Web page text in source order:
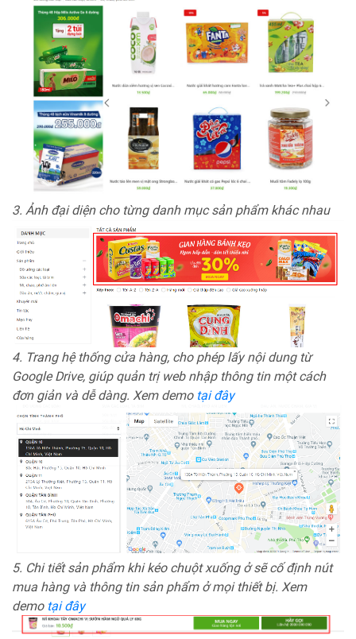
3. Ảnh đại diện cho từng danh mục sản phẩm khác nhau
4. Trang hệ thống cửa hàng, cho phép lấy nội dung từ
Google Drive, giúp quản trị web nhập thông tin một cách
đơn giản và dễ dàng. Xem demo tại đây
5. Chi tiết sản phẩm khi kéo chuột xuống ở sẽ cố định nút
mua hàng và thông tin sản phẩm ở mọi thiết bị. Xem
demo tại đây